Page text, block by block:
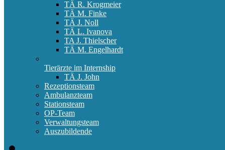
TÄ R. Krogmeier
TÄ M. Finke
TÄ J. Noll
TÄ L. Ivanova
TA J. Thielscher
TÄ M. Engelhardt
Tierärzte im Internship
TÄ J. John
Rezeptionsteam
Ambulanzteam
Stationsteam
OP-Team
Verwaltungsteam
Auszubildende